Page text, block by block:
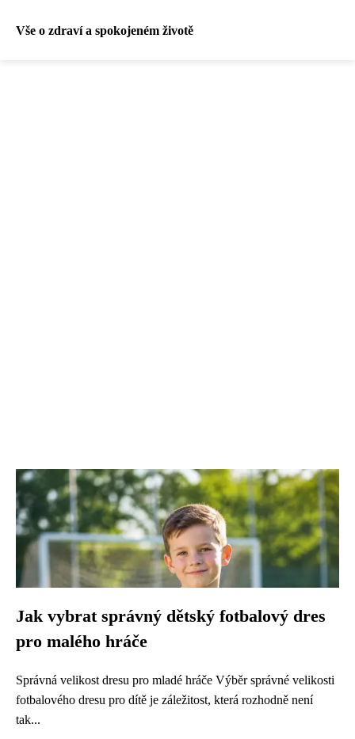
Vše o zdraví a spokojeném životě
Jak vybrat správný dětský fotbalový dres
pro malého hráče
Správná velikost dresu pro mladé hráče Výběr správné velikosti
fotbalového dresu pro dítě je záležitost, která rozhodně není
tak...